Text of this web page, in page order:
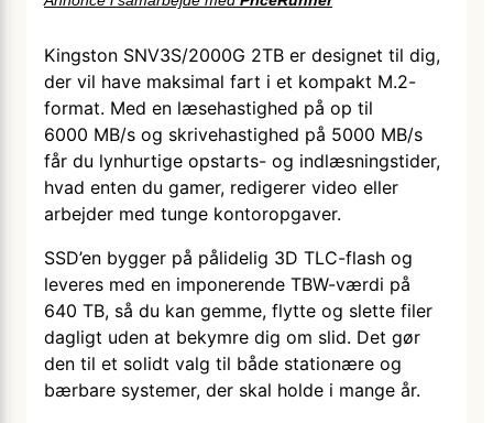
Kingston SNV3S/2000G 2TB er designet til dig,
der vil have maksimal fart i et kompakt M.2-
format. Med en læsehastighed på op til
6000 MB/s og skrivehastighed på 5000 MB/s
får du lynhurtige opstarts- og indlæsnings­tider,
hvad enten du gamer, redigerer video eller
arbejder med tunge kontoropgaver.
SSD’en bygger på pålidelig 3D TLC-flash og
leveres med en imponerende TBW-værdi på
640 TB, så du kan gemme, flytte og slette filer
dagligt uden at bekymre dig om slid. Det gør
den til et solidt valg til både stationære og
bærbare systemer, der skal holde i mange år.